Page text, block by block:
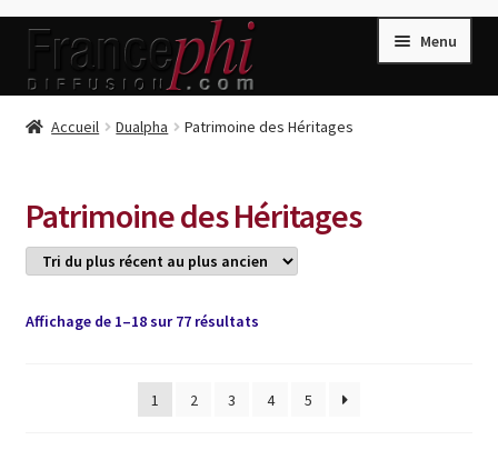
Aller
la
Aller
contenu
Menu
Accueil
Conditions de Vente
Connection
Accueil Dualpha Patrimoine des Héritages
Patrimoine des Héritages
Affichage de 1–18 sur 77 résultatsTrié
récent
1 2 3 4 5